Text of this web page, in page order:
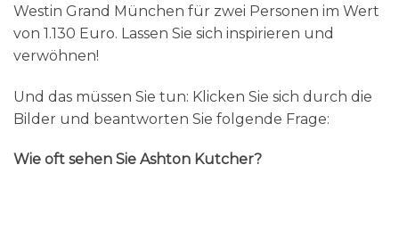
Westin Grand München für zwei Personen im Wert
von 1.130 Euro. Lassen Sie sich inspirieren und
verwöhnen!
Und das müssen Sie tun: Klicken Sie sich durch die
Bilder und beantworten Sie folgende Frage:
Wie oft sehen Sie Ashton Kutcher?